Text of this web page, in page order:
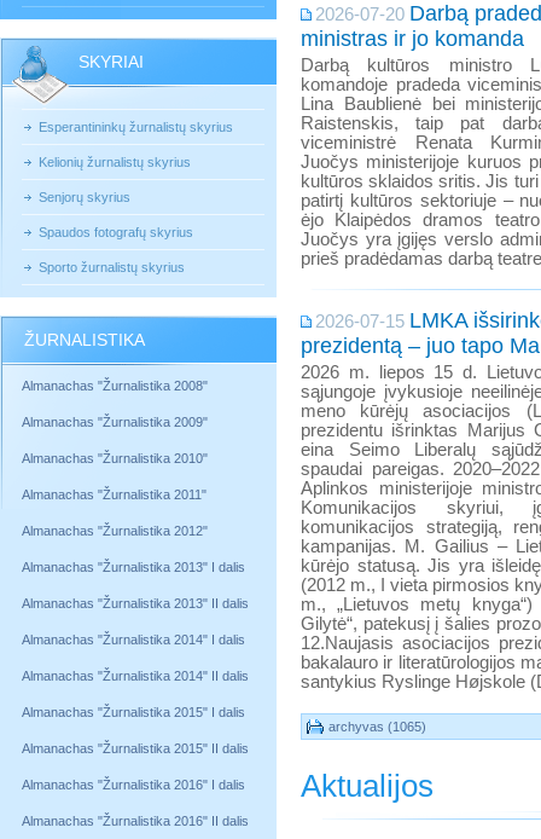
SKYRIAI
Esperantininkų žurnalistų skyrius
Kelionių žurnalistų skyrius
Senjorų skyrius
Spaudos fotografų skyrius
Sporto žurnalistų skyrius
ŽURNALISTIKA
Almanachas "Žurnalistika 2008"
Almanachas "Žurnalistika 2009"
Almanachas "Žurnalistika 2010"
Almanachas "Žurnalistika 2011"
Almanachas "Žurnalistika 2012"
Almanachas "Žurnalistika 2013" I dalis
Almanachas "Žurnalistika 2013" II dalis
Almanachas "Žurnalistika 2014" I dalis
Almanachas "Žurnalistika 2014" II dalis
Almanachas "Žurnalistika 2015" I dalis
Almanachas "Žurnalistika 2015" II dalis
Almanachas "Žurnalistika 2016" I dalis
Almanachas "Žurnalistika 2016" II dalis
2026-07-20 Darbą
ministras ir jo komanda
Darbą kultūros ministro
komandoje pradeda
Lina Baublienė bei
Raistenskis, taip pat
viceministrė Renata
Juočys ministerijoje kuruos
kultūros sklaidos sritis. Jis
patirtį kultūros sektoriuje –
ėjo Klaipėdos dramos
Juočys yra įgijęs verslo
prieš pradėdamas darbą
2026-07-15 LMKA
prezidentą – juo tapo
2026 m. liepos 15 d.
sąjungoje įvykusioje
meno kūrėjų asociacijos
prezidentu išrinktas Marijus
eina Seimo Liberalų
spaudai pareigas.
Aplinkos ministerijoje
Komunikacijos skyriui,
komunikacijos strategiją,
kampanijas. M. Gailius –
kūrėjo statusą. Jis yra
(2012 m., I vieta pirmosios
m., „Lietuvos metų
Gilytė“, patekusį į šalies
12.Naujasis asociacijos
bakalauro ir literatūrologijos
santykius Ryslinge Højskole
archyvas (1065)
Aktualijos